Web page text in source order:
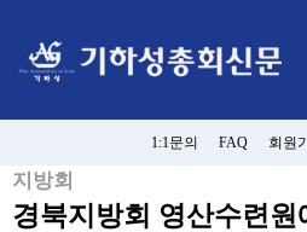
1:1문의 FAQ 회원
지방회
경북지방회 영산수련원